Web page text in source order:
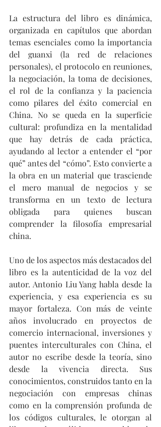
La estructura del libro es dinámica,
organizada en capítulos que abordan
temas esenciales como la importancia
del guanxi (la red de relaciones
personales), el protocolo en reuniones,
la negociación, la toma de decisiones,
el rol de la confianza y la paciencia
como pilares del éxito comercial en
China. No se queda en la superficie
cultural: profundiza en la mentalidad
que hay detrás de cada práctica,
ayudando al lector a entender el “por
qué” antes del “cómo”. Esto convierte a
la obra en un material que trasciende
el mero manual de negocios y se
transforma en un texto de lectura
obligada para quienes buscan
comprender la filosofía empresarial
china.
Uno de los aspectos más destacados del
libro es la autenticidad de la voz del
autor. Antonio Liu Yang habla desde la
experiencia, y esa experiencia es su
mayor fortaleza. Con más de veinte
años involucrado en proyectos de
comercio internacional, inversiones y
puentes interculturales con China, el
autor no escribe desde la teoría, sino
desde la vivencia directa. Sus
conocimientos, construidos tanto en la
negociación con empresas chinas
como en la comprensión profunda de
los códigos culturales, le otorgan al